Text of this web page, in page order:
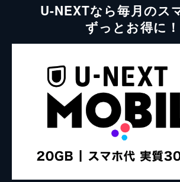
U-NEXTなら毎月のス
ずっとお得に！